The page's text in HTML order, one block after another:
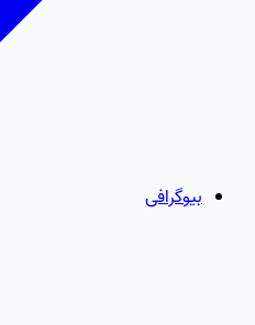
بیوگرافی